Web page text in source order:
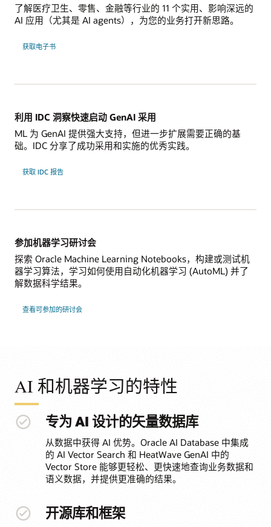
了解医疗卫生、零售、金融等行业的 11 个实用、影响深远的
AI 应用（尤其是 AI agents），为您的业务打开新思路。
获取电子书
利用 IDC 洞察快速启动 GenAI 采用
ML 为 GenAI 提供强大支持，但进一步扩展需要正确的基
础。IDC 分享了成功采用和实施的优秀实践。
获取 IDC 报告
参加机器学习研讨会
探索 Oracle Machine Learning Notebooks，构建或测试机
器学习算法，学习如何使用自动化机器学习 (AutoML) 并了
解数据科学结果。
查看可参加的研讨会
AI 和机器学习的特性
专为 AI 设计的矢量数据库
从数据中获得 AI 优势。Oracle AI Database 中集成
的 AI Vector Search 和 HeatWave GenAI 中的
Vector Store 能够更轻松、更快速地查询业务数据和
语义数据，并提供更准确的结果。
开源库和框架